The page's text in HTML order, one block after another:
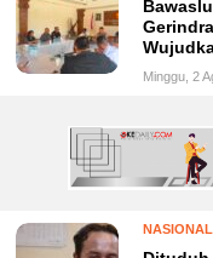
Minggu, 2
NASIONAL